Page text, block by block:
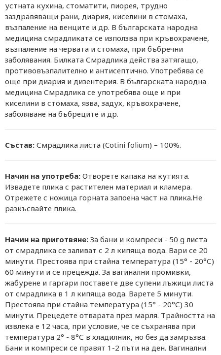
устната кухина, стоматити, пиорея, трудно
заздравяващи рани, диария, киселини в стомаха,
възпаление на венците и др. В българската народна
медицина смрадликата се използва при кръвохрачене,
възпаление на червата и стомаха, при бъбречни
заболявания. Билката Смрадлика действа затягащо,
противовъзпалително и антисептично. Употребява се
още при диария и дизентерия. В българската народна
медицина Смрадлика се употребява още и при
киселини в стомаха, язва, задух, кръвохрачене,
заболяване на бъбреците и др.
Състав: Смрадлика листа (Cotini folium) – 100%.
Начин на употреба: Отворете капака на кутията.
Извадете плика с растителен материал и кламера.
Отрежете с ножица горната запоена част на плика.Не
разкъсвайте плика.
Начин на приготвяне: За бани и компреси - 50 g листа
от смрадлика се заливат с 2 л кипяща вода. Вари се 20
минути. Престоява при стайна температура (15° - 20°С)
60 минути и се прецежда. За вагинални промивки,
жабурене и гаргари поставете две супени лъжици листа
от смрадлика в 1 л кипяща вода. Варете 5 минути.
Престоява при стайна температура (15° - 20°С) 30
минути. Прецедете отварата през марля. Трайността на
извлека е 12 часа, при условие, че се съхранява при
температура 2° - 8°С в хладилник, но без да замръзва.
Бани и компреси се правят 1-2 пъти на ден. Вагинални